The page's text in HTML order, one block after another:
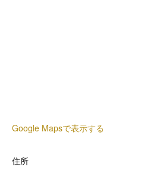
Google Mapsで表示する
住所